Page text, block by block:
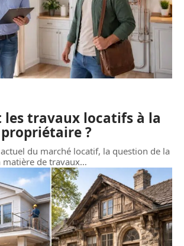
les travaux locatifs à la
?
du marché locatif, la question de la
de travaux…